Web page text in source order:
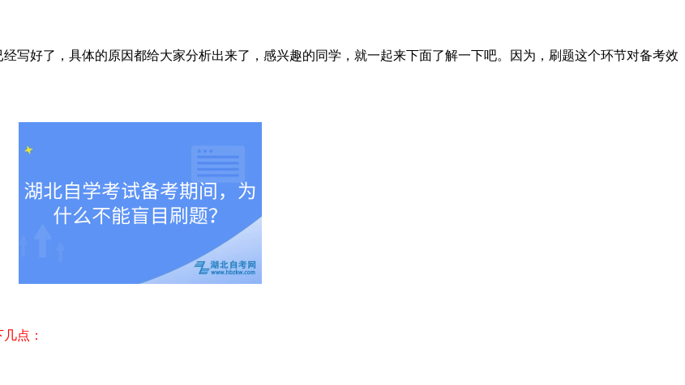
写好了，具体的原因都给大家分析出来了，感兴趣的同学，就一起来下面了解一下吧。因为，刷题这个环节对备考效
点：